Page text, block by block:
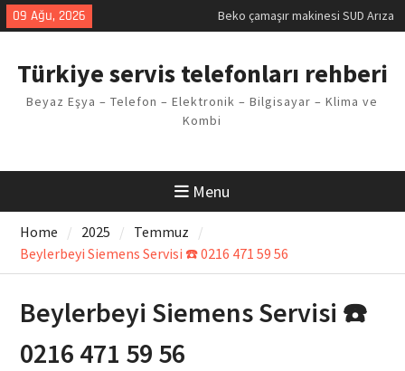
Skip
to
09 Ağu, 2026
Demirdöküm buzdolabı E1 Arıza
Arızası Çözümü
E02 Arıza Kodu Regal kombi
Sorunu
Türkiye servis telefonları rehberi
Beyaz Eşya – Telefon – Elektronik – Bilgisayar – Klima ve
Kombi
Menu
Home 2025
Temmuz
Beylerbeyi Siemens Servisi ☎️ 0216 471 59 56
Beylerbeyi Siemens Servisi ☎️
0216 471 59 56